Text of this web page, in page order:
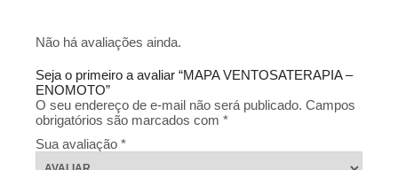
Não há avaliações ainda.
Seja o primeiro a avaliar “MAPA VENTOSATERAPIA –
ENOMOTO”
O seu endereço de e-mail não será publicado. Campos
obrigatórios são marcados com *
Sua avaliação *